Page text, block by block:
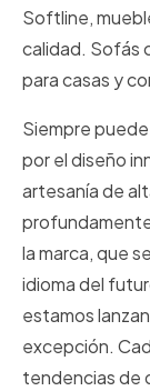
Softline,
calidad. Sofás
para casas y
Siempre
por el diseño
artesanía de
la marca, que
idioma del
estamos
excepción.
tendencias de